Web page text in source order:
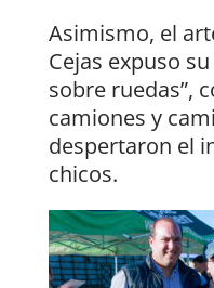
Asimismo, el
Cejas expuso
sobre ruedas”,
camiones y
despertaron el
chicos.